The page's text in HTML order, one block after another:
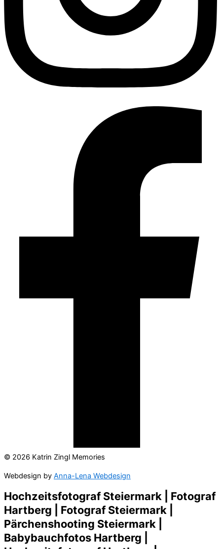
© 2026 Katrin Zingl Memories
Webdesign by Anna-Lena Webdesign
Hochzeitsfotograf Steiermark | Fotograf
Hartberg | Fotograf Steiermark |
Pärchenshooting Steiermark |
Babybauchfotos Hartberg |